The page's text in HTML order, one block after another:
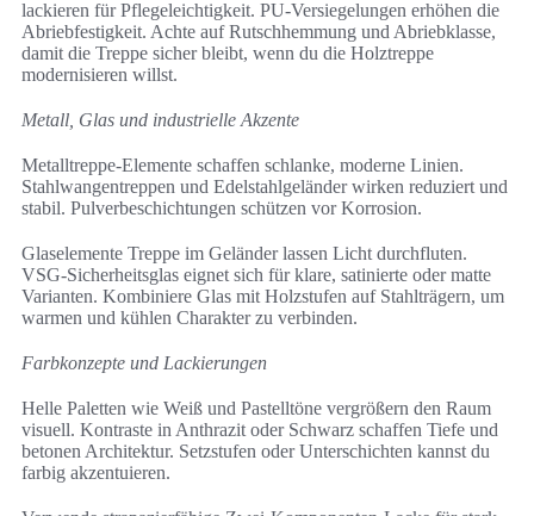
lackieren für Pflegeleichtigkeit. PU-Versiegelungen erhöhen die
Abriebfestigkeit. Achte auf Rutschhemmung und Abriebklasse,
damit die Treppe sicher bleibt, wenn du die Holztreppe
modernisieren willst.
Metall, Glas und industrielle Akzente
Metalltreppe-Elemente schaffen schlanke, moderne Linien.
Stahlwangentreppen und Edelstahlgeländer wirken reduziert und
stabil. Pulverbeschichtungen schützen vor Korrosion.
Glaselemente Treppe im Geländer lassen Licht durchfluten.
VSG-Sicherheitsglas eignet sich für klare, satinierte oder matte
Varianten. Kombiniere Glas mit Holzstufen auf Stahlträgern, um
warmen und kühlen Charakter zu verbinden.
Farbkonzepte und Lackierungen
Helle Paletten wie Weiß und Pastelltöne vergrößern den Raum
visuell. Kontraste in Anthrazit oder Schwarz schaffen Tiefe und
betonen Architektur. Setzstufen oder Unterschichten kannst du
farbig akzentuieren.